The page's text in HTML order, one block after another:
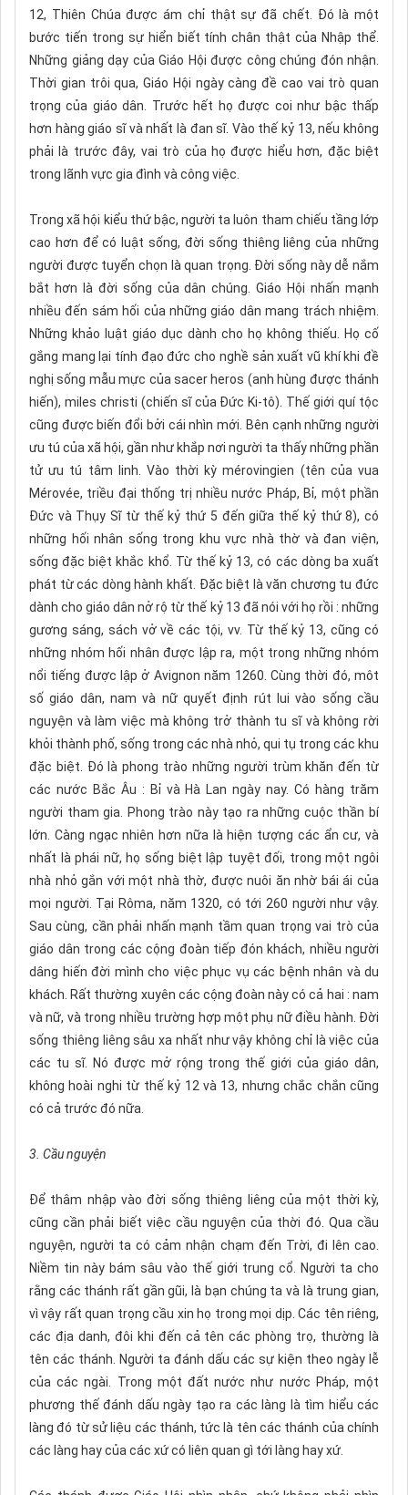
12, Thiên Chúa được ám chỉ thật sự đã chết. Đó là một
bước tiến trong sự hiển biết tính chân thật của Nhập thể.
Những giảng dạy của Giáo Hội được công chúng đón nhận.
Thời gian trôi qua, Giáo Hội ngày càng đề cao vai trò quan
trọng của giáo dân. Trước hết họ được coi như bậc thấp
hơn hàng giáo sĩ và nhất là đan sĩ. Vào thế kỷ 13, nếu không
phải là trước đây, vai trò của họ được hiểu hơn, đặc biệt
trong lãnh vực gia đình và công việc.
Trong xã hội kiểu thứ bậc, người ta luôn tham chiếu tầng lớp
cao hơn để có luật sống, đời sống thiêng liêng của những
người được tuyển chọn là quan trọng. Đời sống này dễ nắm
bắt hơn là đời sống của dân chúng. Giáo Hội nhấn mạnh
nhiều đến sám hối của những giáo dân mang trách nhiệm.
Những khảo luật giáo dục dành cho họ không thiếu. Họ cố
gắng mang lại tính đạo đức cho nghề sản xuất vũ khí khi đề
nghị sống mẫu mực của sacer heros (anh hùng được thánh
hiến), miles christi (chiến sĩ của Đức Ki-tô). Thế giới quí tộc
cũng được biến đổi bởi cái nhìn mới. Bên cạnh những người
ưu tú của xã hội, gần như khắp nơi người ta thấy những phần
tử ưu tú tâm linh. Vào thời kỳ mérovingien (tên của vua
Mérovée, triều đại thống trị nhiều nước Pháp, Bỉ, một phần
Đức và Thụy Sĩ từ thế kỷ thứ 5 đến giữa thế kỷ thứ 8), có
những hối nhân sống trong khu vực nhà thờ và đan viện,
sống đặc biệt khắc khổ. Từ thế kỷ 13, có các dòng ba xuất
phát từ các dòng hành khất. Đặc biệt là văn chương tu đức
dành cho giáo dân nở rộ từ thế kỷ 13 đã nói với họ rồi : những
gương sáng, sách vở về các tội, vv. Từ thế kỷ 13, cũng có
những nhóm hối nhân được lập ra, một trong những nhóm
nổi tiếng được lập ở Avignon năm 1260. Cùng thời đó, môt
số giáo dân, nam và nữ quyết định rút lui vào sống cầu
nguyện và làm việc mà không trở thành tu sĩ và không rời
khỏi thành phố, sống trong các nhà nhỏ, qui tụ trong các khu
đặc biệt. Đó là phong trào những người trùm khăn đến từ
các nước Bắc Âu : Bỉ và Hà Lan ngày nay. Có hàng trăm
người tham gia. Phong trào này tạo ra những cuộc thần bí
lớn. Càng ngạc nhiên hơn nữa là hiện tượng các ẩn cư, và
nhất là phái nữ, họ sống biệt lập tuyệt đối, trong một ngôi
nhà nhỏ gắn với một nhà thờ, được nuôi ăn nhờ bái ái của
mọi người. Tại Rôma, năm 1320, có tới 260 người như vậy.
Sau cùng, cần phải nhấn mạnh tầm quan trọng vai trò của
giáo dân trong các cộng đoàn tiếp đón khách, nhiều người
dâng hiến đời mình cho việc phục vụ các bệnh nhân và du
khách. Rất thường xuyên các cộng đoàn này có cả hai : nam
và nữ, và trong nhiều trường hợp một phụ nữ điều hành. Đời
sống thiêng liêng sâu xa nhất như vậy không chỉ là việc của
các tu sĩ. Nó được mở rộng trong thế giới của giáo dân,
không hoài nghi từ thế kỷ 12 và 13, nhưng chắc chắn cũng
có cả trước đó nữa.
3. Cầu nguyện
Để thâm nhập vào đời sống thiêng liêng của một thời kỳ,
cũng cần phải biết việc cầu nguyện của thời đó. Qua cầu
nguyện, người ta có cảm nhận chạm đến Trời, đi lên cao.
Niềm tin này bám sâu vào thế giới trung cổ. Người ta cho
rằng các thánh rất gần gũi, là bạn chúng ta và là trung gian,
vì vậy rất quan trọng cầu xin họ trong mọi dịp. Các tên riêng,
các địa danh, đôi khi đến cả tên các phòng trọ, thường là
tên các thánh. Người ta đánh dấu các sự kiện theo ngày lễ
của các ngài. Trong một đất nước như nước Pháp, một
phương thế đánh dấu ngày tạo ra các làng là tìm hiểu các
làng đó từ sử liệu các thánh, tức là tên các thánh của chính
các làng hay của các xứ có liên quan gì tới làng hay xứ.